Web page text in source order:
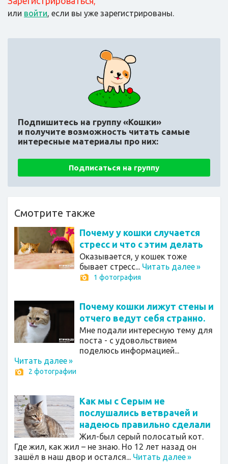
или войти, если вы уже зарегистрированы.
Подпишитесь на группу «Кошки»
и получите возможность читать самые
интересные материалы про них:
Подписаться на группу
Смотрите также
Почему у кошки случается
стресс и что с этим делать
Оказывается, у кошек тоже
бывает стресс... Читать далее»
1 фотография
Почему кошки лижут стены и
отчего ведут себя странно.
Мне подали интересную тему для
поста - с удовольствием
поделюсь информацией...
Читать далее»
2 фотографии
Как мы с Серым не
послушались ветврачей и
надеюсь правильно сделали
Жил-был серый полосатый кот.
Где жил, как жил – не знаю. Но 12 лет назад он
зашёл в наш двор и остался... Читать далее»